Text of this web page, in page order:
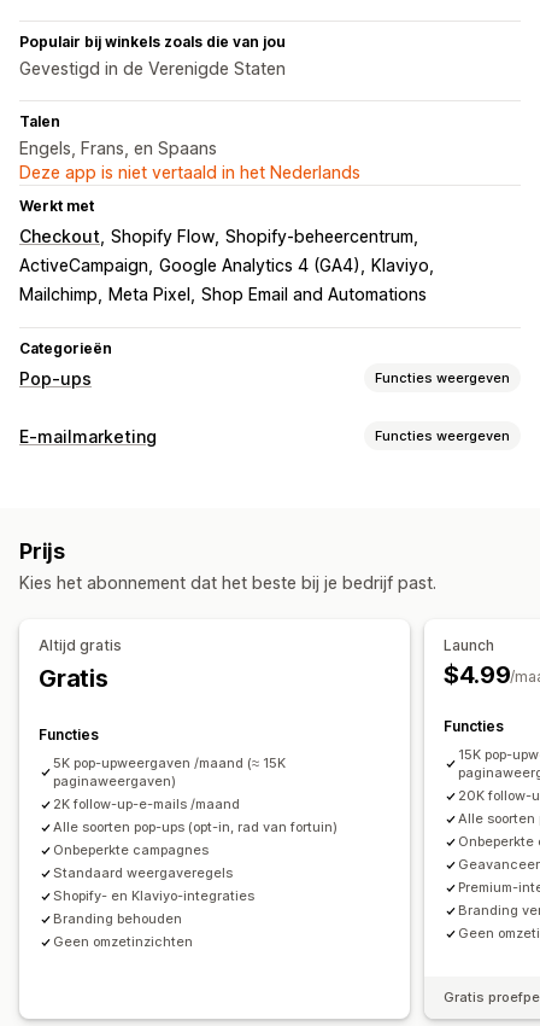
Populair bij winkels zoals die van jou
Gevestigd in de Verenigde Staten
Talen
Engels, Frans, en Spaans
Deze app is niet vertaald in het Nederlands
Werkt met
Checkout Shopify Flow Shopify-beheercentrum
ActiveCampaign Google Analytics 4 (GA4)
Klaviyo
Mailchimp
Meta Pixel Shop Email and Automations
Categorieën
Pop-ups Functies weergeven
Soorten pop-ups
Enquêtes
Bewerkingstool
Lijst voor e-mailverzameling
Targeting
Rapportage Analytics Tracking
E-mailmarketing Functies weergeven
Verlaten winkelwagen
Geolocatie
Rapportage
Analytics
Prijs
Kies het abonnement dat het beste bij je bedrijf past.
Altijd gratis
Gratis
Functies
5K pop-upweergaven /maand (≈ 15K
paginaweergaven)
2K follow-up-e-mails /maand
Alle soorten pop-ups (opt-in, rad van fortuin)
Onbeperkte campagnes
Standaard weergaveregels
Shopify- en Klaviyo-integraties
Branding behouden
Geen omzetinzichten
Launch
$4.99/
Functies
15K pop-
20K follow-
Alle soorten
Onbeperkte
Premium-
Branding
Geen
Gratis